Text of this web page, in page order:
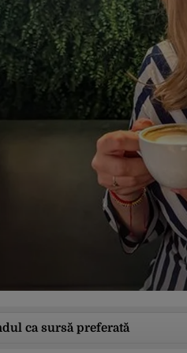
ca sursă preferată